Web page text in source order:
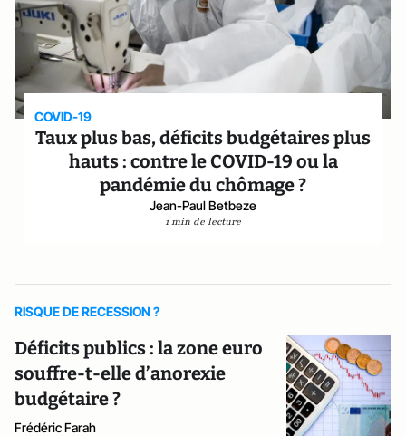
COVID-19
Taux plus bas, déficits budgétaires plus
hauts : contre le COVID-19 ou la
pandémie du chômage ?
Jean-Paul Betbeze
1 min de lecture
RISQUE DE RECESSION ?
Déficits publics : la zone euro
souffre-t-elle d’anorexie
budgétaire ?
Frédéric Farah